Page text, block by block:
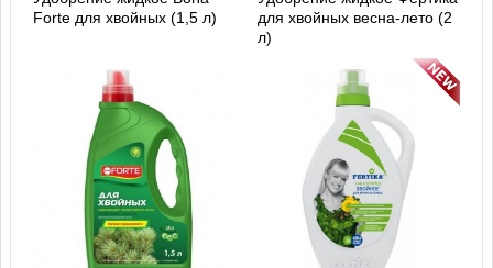
Forte для хвойных (1,5 л)
для хвойных весна-лето (2
л)